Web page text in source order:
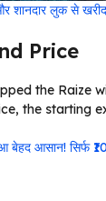
लुक से
Price
the Raize
the starting
आसान! सिर्फ